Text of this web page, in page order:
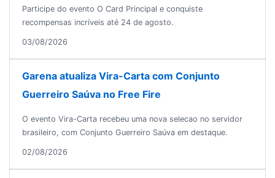
Participe do evento O Card Principal e conquiste
recompensas incríveis até 24 de agosto.
03/08/2026
Garena atualiza Vira-Carta com Conjunto
Guerreiro Saúva no Free Fire
O evento Vira-Carta recebeu uma nova selecao no servidor
brasileiro, com Conjunto Guerreiro Saúva em destaque.
02/08/2026